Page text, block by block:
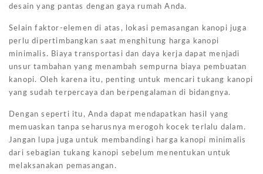
desain yang pantas dengan gaya rumah Anda.
Selain faktor-elemen di atas, lokasi pemasangan kanopi juga
perlu dipertimbangkan saat menghitung harga kanopi
minimalis. Biaya transportasi dan daya kerja dapat menjadi
unsur tambahan yang menambah sempurna biaya pembuatan
kanopi. Oleh karena itu, penting untuk mencari tukang kanopi
yang sudah terpercaya dan berpengalaman di bidangnya.
Dengan seperti itu, Anda dapat mendapatkan hasil yang
memuaskan tanpa seharusnya merogoh kocek terlalu dalam.
Jangan lupa juga untuk membandingi harga kanopi minimalis
dari sebagian tukang kanopi sebelum menentukan untuk
melaksanakan pemasangan.